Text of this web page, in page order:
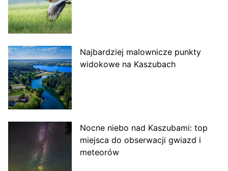
Najbardziej malownicze punkty
widokowe na Kaszubach
Nocne niebo nad Kaszubami: top
miejsca do obserwacji gwiazd i
meteorów